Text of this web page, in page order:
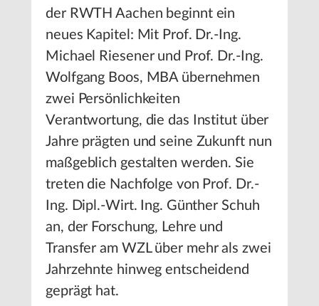
der RWTH Aachen beginnt ein
neues Kapitel: Mit Prof. Dr.-Ing.
Michael Riesener und Prof. Dr.-Ing.
Wolfgang Boos, MBA übernehmen
zwei Persönlichkeiten
Verantwortung, die das Institut über
Jahre prägten und seine Zukunft nun
maßgeblich gestalten werden. Sie
treten die Nachfolge von Prof. Dr.-
Ing. Dipl.-Wirt. Ing. Günther Schuh
an, der Forschung, Lehre und
Transfer am WZL über mehr als zwei
Jahrzehnte hinweg entscheidend
geprägt hat.